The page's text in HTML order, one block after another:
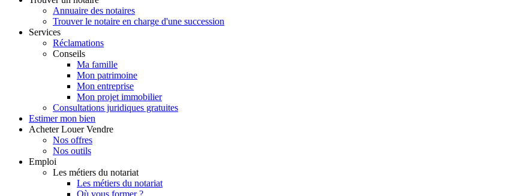
Annuaire des notaires
Trouver le notaire en charge d'une succession
Services
Réclamations
Conseils
Ma famille
Mon patrimoine
Mon entreprise
Mon projet immobilier
Consultations juridiques gratuites
Estimer mon bien
Acheter Louer Vendre
Nos offres
Nos outils
Emploi
Les métiers du notariat
Les métiers du notariat
Où vous former ?